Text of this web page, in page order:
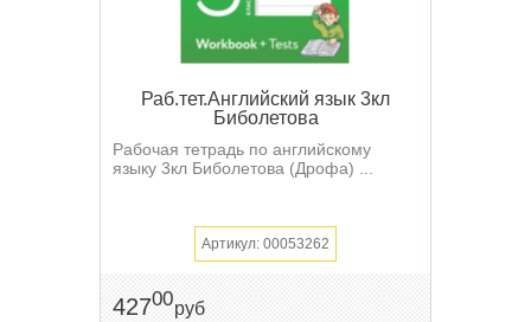
Раб.тет.Английский язык 3кл
Биболетова
Рабочая тетрадь по английскому
языку 3кл Биболетова (Дрофа) ...
Артикул: 00053262
42700руб